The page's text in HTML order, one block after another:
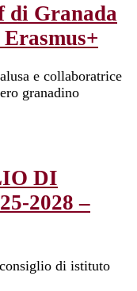
di Granada
e collaboratrice
granadino
DI
2028 –
di istituto